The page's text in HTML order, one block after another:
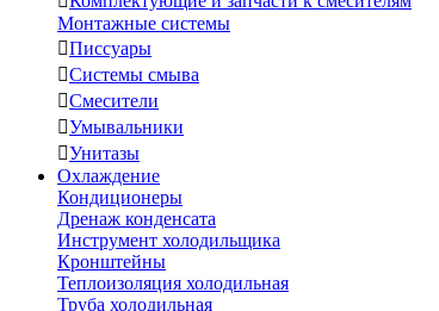
Монтажные системы
Писсуары
Системы смыва
Смесители
Умывальники
Унитазы
Охлаждение
Кондиционеры
Дренаж конденсата
Инструмент холодильщика
Кронштейны
Теплоизоляция холодильная
Труба холодильная